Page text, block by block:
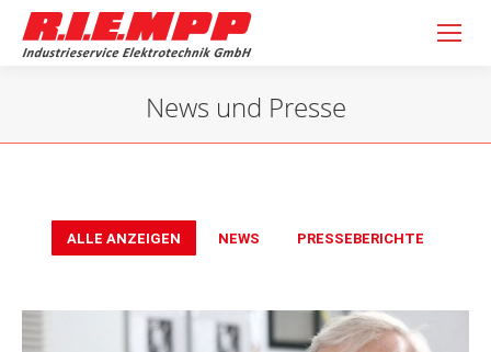
News und Presse
Sie befinden sich hier:
ALLE ANZEIGEN NEWS PRESSEBERICHTE